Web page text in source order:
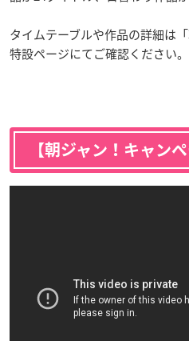
タイムテーブルや作品の詳細は
特設ページにてご確認ください。
【朝ジャン！キャン